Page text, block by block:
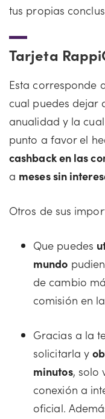
tus propias
Tarjeta
Esta corresponde
cual puedes dejar
anualidad y la
punto a favor el
cashback en las
a meses sin
Otros de sus
Que puedes
mundo
de cambio
comisión en
Gracias a la
solicitarla y
minutos, solo
conexión a
oficial.